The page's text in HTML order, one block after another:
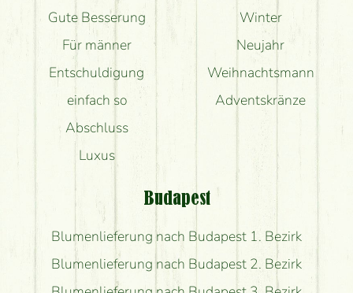
Gute Besserung
Für männer
Entschuldigung
einfach so
Abschluss
Luxus
Winter
Neujahr
Weihnachtsmann
Adventskränze
Budapest
Blumenlieferung nach Budapest 1. Bezirk
Blumenlieferung nach Budapest 2. Bezirk